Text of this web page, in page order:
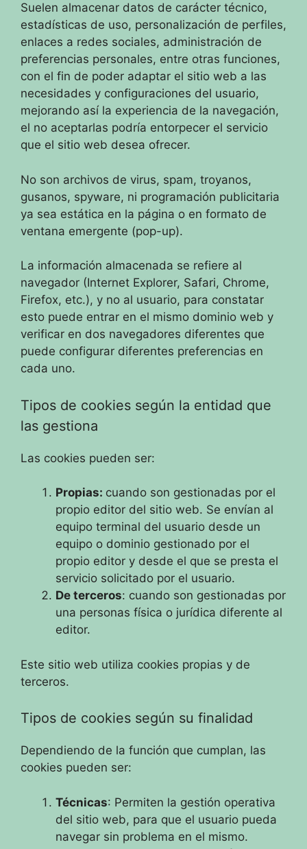
Suelen almacenar datos de carácter técnico,
estadísticas de uso, personalización de perfiles,
enlaces a redes sociales, administración de
preferencias personales, entre otras funciones,
con el fin de poder adaptar el sitio web a las
necesidades y configuraciones del usuario,
mejorando así la experiencia de la navegación,
el no aceptarlas podría entorpecer el servicio
que el sitio web desea ofrecer.
No son archivos de virus, spam, troyanos,
gusanos, spyware, ni programación publicitaria
ya sea estática en la página o en formato de
ventana emergente (pop-up).
La información almacenada se refiere al
navegador (Internet Explorer, Safari, Chrome,
Firefox, etc.), y no al usuario, para constatar
esto puede entrar en el mismo dominio web y
verificar en dos navegadores diferentes que
puede configurar diferentes preferencias en
cada uno.
Tipos de cookies según la entidad que
las gestiona
Las cookies pueden ser:
Propias: cuando son gestionadas por el
propio editor del sitio web. Se envían al
equipo terminal del usuario desde un
equipo o dominio gestionado por el
propio editor y desde el que se presta el
servicio solicitado por el usuario.
De terceros: cuando son gestionadas por
una personas física o jurídica diferente al
editor.
Este sitio web utiliza cookies propias y de
terceros.
Tipos de cookies según su finalidad
Dependiendo de la función que cumplan, las
cookies pueden ser:
Técnicas: Permiten la gestión operativa
del sitio web, para que el usuario pueda
navegar sin problema en el mismo.